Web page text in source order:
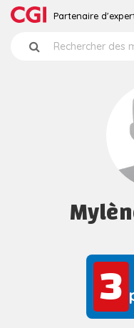
Partenaire
3
3